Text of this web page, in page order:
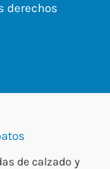
derechos
de calzado y